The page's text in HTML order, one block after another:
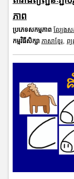
ភាព
ប្រភេទសកម្មភាព ល្បែងស
កម្មវិធីសិក្សា ភាសាខ្មែរ, ព្យ